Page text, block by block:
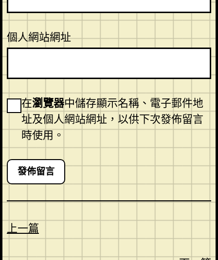
個人網站網址
在瀏覽器中儲存顯示名稱、電子郵件地
址及個人網站網址，以供下次發佈留言
時使用。
上一篇